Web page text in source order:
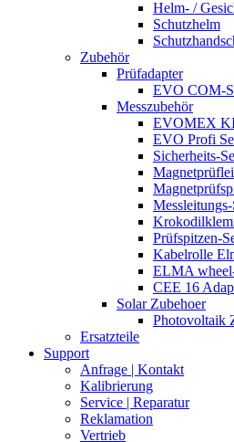
Helm- /
Schutzhelm
Zubehör
Prüfadapter
EVO COM-
Messzubehör
EVOMEX
EVO Profi
Sicherheits-
Messleitungs-
Prüfspitzen-
Kabelrolle
ELMA
CEE 16
Solar Zubehoer
Photovoltaik
Ersatzteile
Support
Anfrage | Kontakt
Kalibrierung
Service | Reparatur
Reklamation
Vertrieb